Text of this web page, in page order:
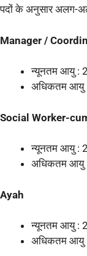
पदों के अनुसार अलग-
Manager /
न्यूनतम आयु :
अधिकतम आयु :
Social Worker-
न्यूनतम आयु :
अधिकतम आयु :
Ayah
न्यूनतम आयु :
अधिकतम आयु :